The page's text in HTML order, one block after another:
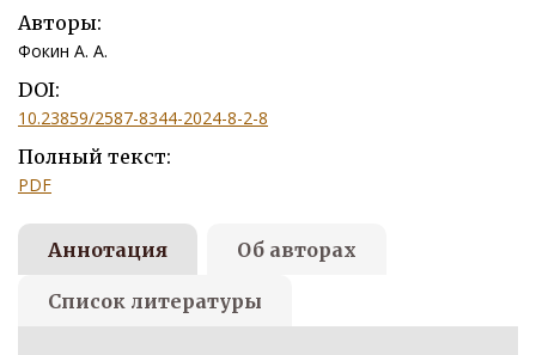
Авторы:
Фокин А. А.
DOI:
10.23859/2587-8344-2024-8-2-8
Полный текст:
PDF
Аннотация Об авторах
Список литературы